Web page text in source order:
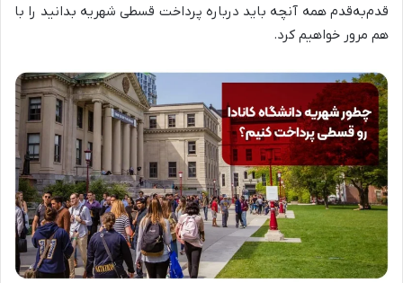
قدم‌به‌قدم همه آنچه باید درباره پرداخت قسطی شهریه بدانید را با
هم مرور خواهیم کرد.